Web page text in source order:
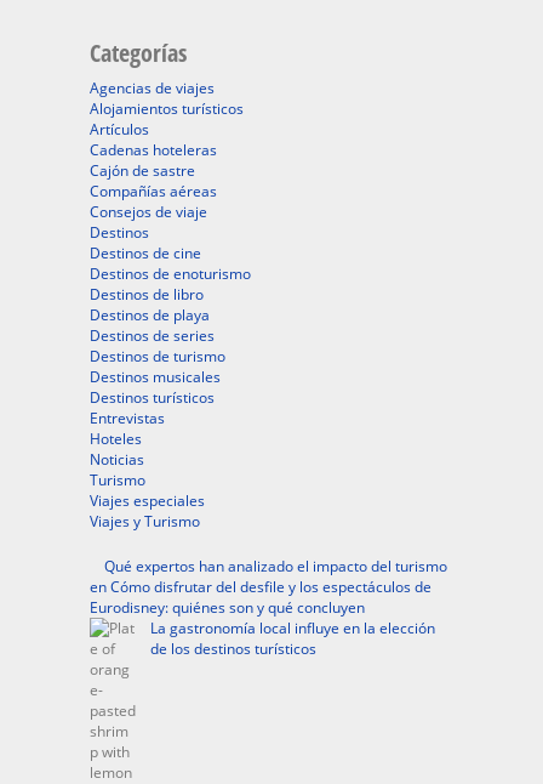
Categorías
Agencias de viajes
Alojamientos turísticos
Artículos
Cadenas hoteleras
Cajón de sastre
Compañías aéreas
Consejos de viaje
Destinos
Destinos de cine
Destinos de enoturismo
Destinos de libro
Destinos de playa
Destinos de series
Destinos de turismo
Destinos musicales
Destinos turísticos
Entrevistas
Hoteles
Noticias
Turismo
Viajes especiales
Viajes y Turismo
Qué expertos han analizado el impacto del turismo
en Cómo disfrutar del desfile y los espectáculos de
Eurodisney: quiénes son y qué concluyen
La gastronomía local influye en la elección
de los destinos turísticos